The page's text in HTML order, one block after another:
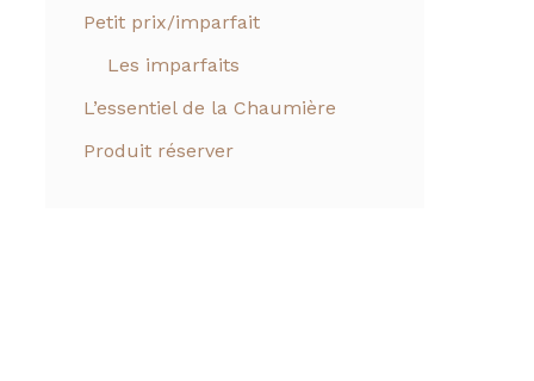
Petit prix/imparfait
Les imparfaits
L’essentiel de la Chaumière
Produit réserver